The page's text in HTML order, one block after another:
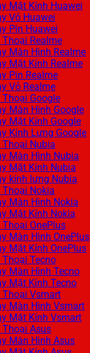
Mặt Kính Huawei
Vỏ Huawei
Pin Huawei
Realme
Màn Hình Realme
Mặt Kính Realme
Pin Realme
Vỏ Realme
Google
Màn Hình Google
Mặt Kính Google
Kính Lưng Google
Nubia
Màn Hình Nubia
Mặt Kính Nubia
kính lưng Nubia
Nokia
Màn Hình Nokia
Mặt Kính Nokia
OnePlus
Màn Hình OnePlus
Mặt Kính OnePlus
Tecno
Màn Hình Tecno
Mặt Kính Tecno
Vsmart
Màn Hình Vsmart
Mặt Kính Vsmart
Asus
Màn Hình Asus